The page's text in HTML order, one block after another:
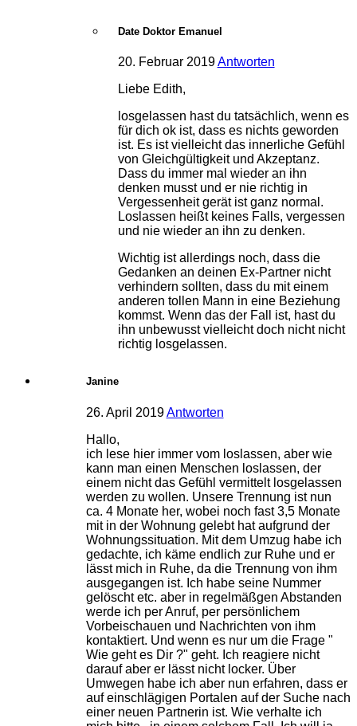
Date Doktor Emanuel
20. Februar 2019 Antworten
Liebe Edith,
losgelassen hast du tatsächlich, wenn es
für dich ok ist, dass es nichts geworden
ist. Es ist vielleicht das innerliche Gefühl
von Gleichgültigkeit und Akzeptanz.
Dass du immer mal wieder an ihn
denken musst und er nie richtig in
Vergessenheit gerät ist ganz normal.
Loslassen heißt keines Falls, vergessen
und nie wieder an ihn zu denken.
Wichtig ist allerdings noch, dass die
Gedanken an deinen Ex-Partner nicht
verhindern sollten, dass du mit einem
anderen tollen Mann in eine Beziehung
kommst. Wenn das der Fall ist, hast du
ihn unbewusst vielleicht doch nicht nicht
richtig losgelassen.
Janine
26. April 2019 Antworten
Hallo,
ich lese hier immer vom loslassen, aber wie
kann man einen Menschen loslassen, der
einem nicht das Gefühl vermittelt losgelassen
werden zu wollen. Unsere Trennung ist nun
ca. 4 Monate her, wobei noch fast 3,5 Monate
mit in der Wohnung gelebt hat aufgrund der
Wohnungssituation. Mit dem Umzug habe ich
gedachte, ich käme endlich zur Ruhe und er
lässt mich in Ruhe, da die Trennung von ihm
ausgegangen ist. Ich habe seine Nummer
gelöscht etc. aber in regelmäßgen Abstanden
werde ich per Anruf, per persönlichem
Vorbeischauen und Nachrichten von ihm
kontaktiert. Und wenn es nur um die Frage "
Wie geht es Dir ?" geht. Ich reagiere nicht
darauf aber er lässt nicht locker. Über
Umwegen habe ich aber nun erfahren, dass er
auf einschlägigen Portalen auf der Suche nach
einer neuen Partnerin ist. Wie verhalte ich